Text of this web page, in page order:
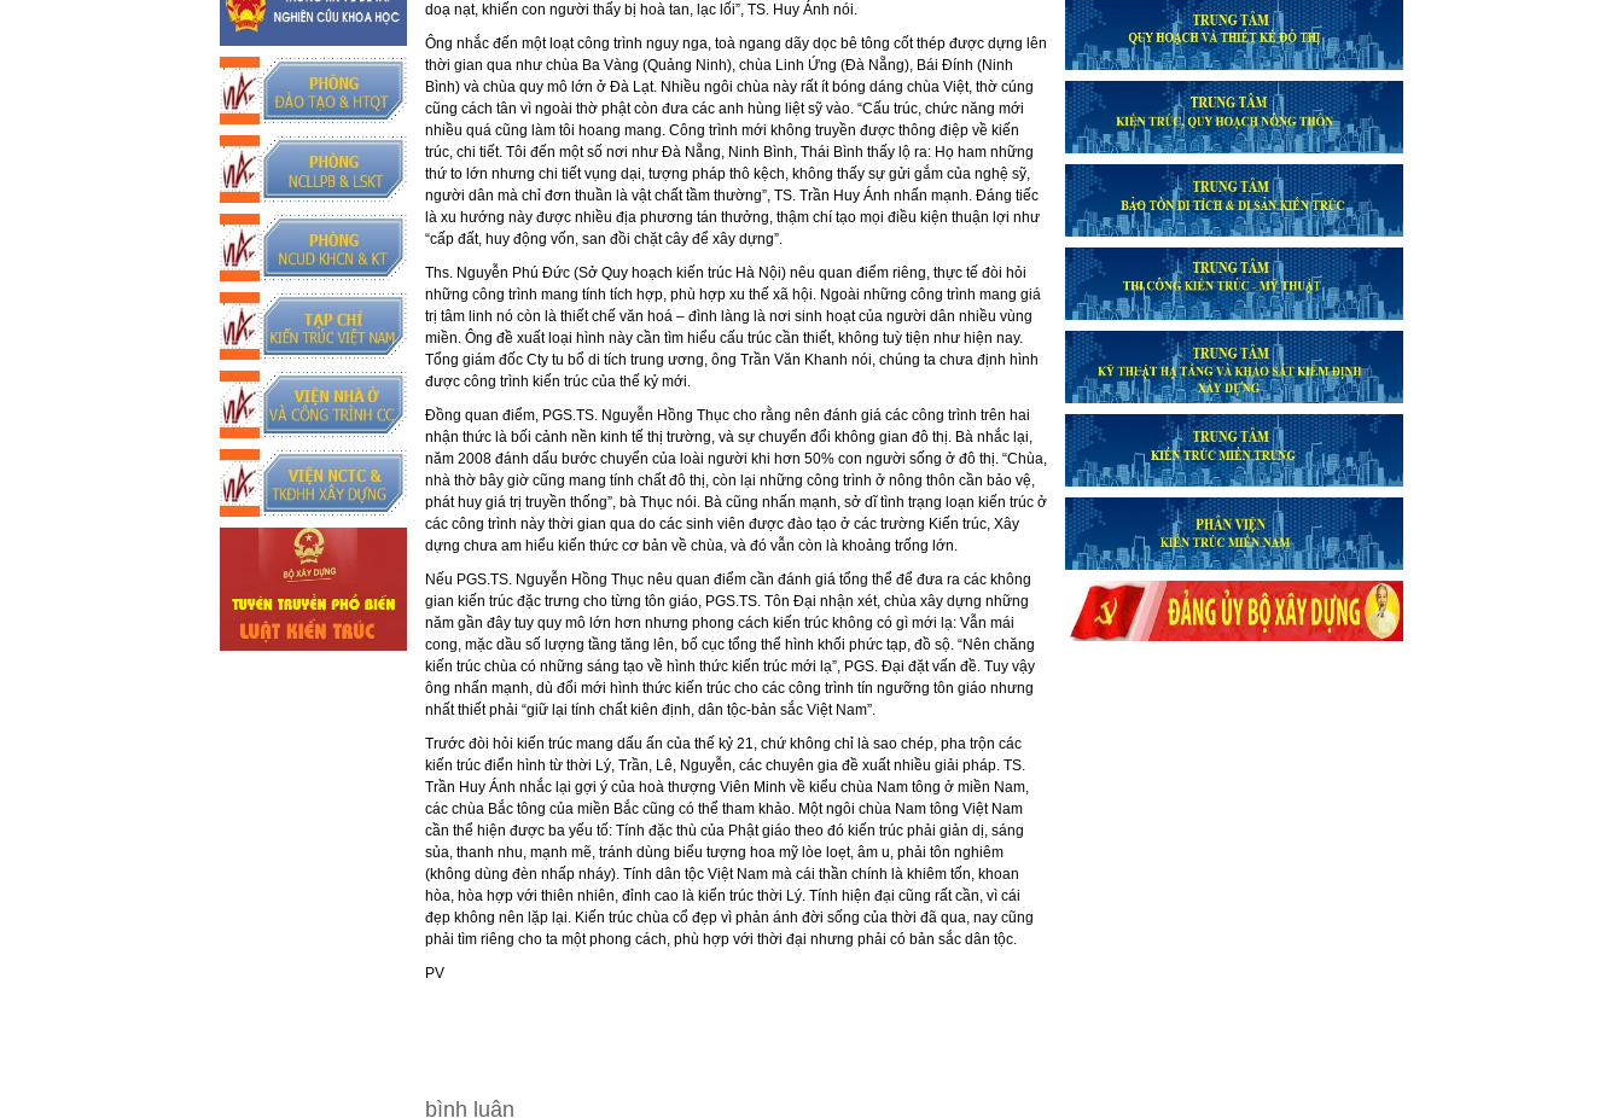
doạ nạt, khiến con người thấy bị hoà tan, lạc lối”, TS. Huy Ánh nói.
Ông nhắc đến một loạt công trình nguy nga, toà ngang dãy dọc bê tông cốt thép được dựng lên
thời gian qua như chùa Ba Vàng (Quảng Ninh), chùa Linh Ứng (Đà Nẵng), Bái Đính (Ninh
Bình) và chùa quy mô lớn ở Đà Lạt. Nhiều ngôi chùa này rất ít bóng dáng chùa Việt, thờ cúng
cũng cách tân vì ngoài thờ phật còn đưa các anh hùng liệt sỹ vào. “Cấu trúc, chức năng mới
nhiều quá cũng làm tôi hoang mang. Công trình mới không truyền được thông điệp về kiến
trúc, chi tiết. Tôi đến một số nơi như Đà Nẵng, Ninh Bình, Thái Bình thấy lộ ra: Họ ham những
thứ to lớn nhưng chi tiết vụng dại, tượng pháp thô kệch, không thấy sự gửi gắm của nghệ sỹ,
người dân mà chỉ đơn thuần là vật chất tầm thường”, TS. Trần Huy Ánh nhấn mạnh. Đáng tiếc
là xu hướng này được nhiều địa phương tán thưởng, thậm chí tạo mọi điều kiện thuận lợi như
“cấp đất, huy động vốn, san đồi chặt cây để xây dựng”.
Ths. Nguyễn Phú Đức (Sở Quy hoạch kiến trúc Hà Nội) nêu quan điểm riêng, thực tế đòi hỏi
những công trình mang tính tích hợp, phù hợp xu thế xã hội. Ngoài những công trình mang giá
trị tâm linh nó còn là thiết chế văn hoá – đình làng là nơi sinh hoạt của người dân nhiều vùng
miền. Ông đề xuất loại hình này cần tìm hiểu cấu trúc cần thiết, không tuỳ tiện như hiện nay.
Tổng giám đốc Cty tu bổ di tích trung ương, ông Trần Văn Khanh nói, chúng ta chưa định hình
được công trình kiến trúc của thế kỷ mới.
Đồng quan điểm, PGS.TS. Nguyễn Hồng Thục cho rằng nên đánh giá các công trình trên hai
nhận thức là bối cảnh nền kinh tế thị trường, và sự chuyển đổi không gian đô thị. Bà nhắc lại,
năm 2008 đánh dấu bước chuyển của loài người khi hơn 50% con người sống ở đô thị. “Chùa,
nhà thờ bây giờ cũng mang tính chất đô thị, còn lại những công trình ở nông thôn cần bảo vệ,
phát huy giá trị truyền thống”, bà Thục nói. Bà cũng nhấn mạnh, sở dĩ tình trạng loạn kiến trúc ở
các công trình này thời gian qua do các sinh viên được đào tạo ở các trường Kiến trúc, Xây
dựng chưa am hiểu kiến thức cơ bản về chùa, và đó vẫn còn là khoảng trống lớn.
Nếu PGS.TS. Nguyễn Hồng Thục nêu quan điểm cần đánh giá tổng thể để đưa ra các không
gian kiến trúc đặc trưng cho từng tôn giáo, PGS.TS. Tôn Đại nhận xét, chùa xây dựng những
năm gần đây tuy quy mô lớn hơn nhưng phong cách kiến trúc không có gì mới lạ: Vẫn mái
cong, mặc dầu số lượng tầng tăng lên, bố cục tổng thể hình khối phức tạp, đồ sộ. “Nên chăng
kiến trúc chùa có những sáng tạo về hình thức kiến trúc mới lạ”, PGS. Đại đặt vấn đề. Tuy vậy
ông nhấn mạnh, dù đổi mới hình thức kiến trúc cho các công trình tín ngưỡng tôn giáo nhưng
nhất thiết phải “giữ lại tính chất kiên định, dân tộc-bản sắc Việt Nam”.
Trước đòi hỏi kiến trúc mang dấu ấn của thế kỷ 21, chứ không chỉ là sao chép, pha trộn các
kiến trúc điển hình từ thời Lý, Trần, Lê, Nguyễn, các chuyên gia đề xuất nhiều giải pháp. TS.
Trần Huy Ánh nhắc lại gợi ý của hoà thượng Viên Minh về kiểu chùa Nam tông ở miền Nam,
các chùa Bắc tông của miền Bắc cũng có thể tham khảo. Một ngôi chùa Nam tông Việt Nam
cần thể hiện được ba yếu tố: Tính đặc thù của Phật giáo theo đó kiến trúc phải giản dị, sáng
sủa, thanh nhu, mạnh mẽ, tránh dùng biểu tượng hoa mỹ lòe loẹt, âm u, phải tôn nghiêm
(không dùng đèn nhấp nháy). Tính dân tộc Việt Nam mà cái thần chính là khiêm tốn, khoan
hòa, hòa hợp với thiên nhiên, đỉnh cao là kiến trúc thời Lý. Tính hiện đại cũng rất cần, vì cái
đẹp không nên lặp lại. Kiến trúc chùa cổ đẹp vì phản ánh đời sống của thời đã qua, nay cũng
phải tìm riêng cho ta một phong cách, phù hợp với thời đại nhưng phải có bản sắc dân tộc.
PV
bình luận